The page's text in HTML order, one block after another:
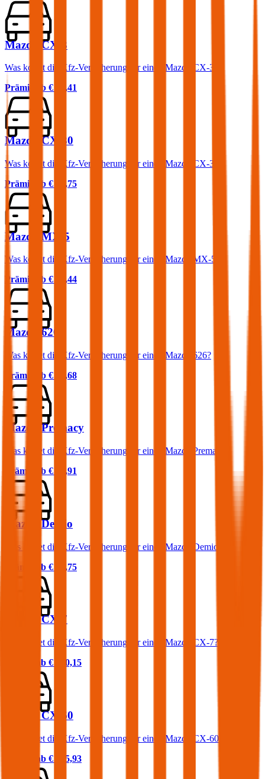
Mazda CX-3
Was kostet die Kfz-Versicherung für einen Mazda CX-3?
Prämie ab € 48,41
Mazda CX-30
Was kostet die Kfz-Versicherung für einen Mazda CX-30?
Prämie ab € 52,75
Mazda MX-5
Was kostet die Kfz-Versicherung für einen Mazda MX-5?
Prämie ab € 78,44
Mazda 626
Was kostet die Kfz-Versicherung für einen Mazda 626?
Prämie ab € 49,68
Mazda Premacy
Was kostet die Kfz-Versicherung für einen Mazda Premacy?
Prämie ab € 55,91
Mazda Demio
Was kostet die Kfz-Versicherung für einen Mazda Demio?
Prämie ab € 31,75
Mazda CX-7
Was kostet die Kfz-Versicherung für einen Mazda CX-7?
Prämie ab € 100,15
Mazda CX-60
Was kostet die Kfz-Versicherung für einen Mazda CX-60?
Prämie ab € 125,93